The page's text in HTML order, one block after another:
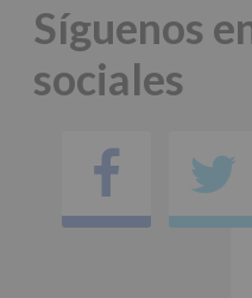
Síguenos
sociales